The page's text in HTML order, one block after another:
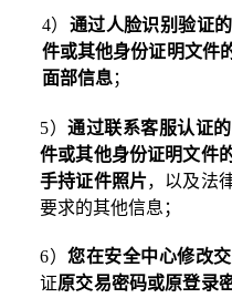
4） 通过人脸识别验证
件或其他身份证明文件
面部信息；
5） 通过联系客服认证
件或其他身份证明文件
手持证件照片，以及法
要求的其他信息 ；
6） 您在安全中心修改
证原交易密码或原登录